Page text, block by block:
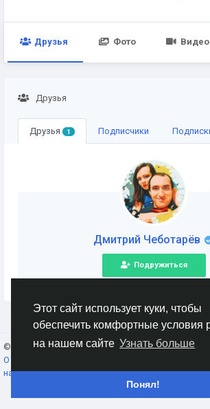
Этот сайт использует куки, чтобы
обеспечить комфортные условия
на нашем сайте Узнать больше
Понял!
Друзья Фото Видео
Друзья
Друзья 1 Подписчики
Дмитрий Чеботарёв
Подружиться
© 2026 AnimeSocial.SU - Первая аниме сеть!
О нас
нами
Каталог